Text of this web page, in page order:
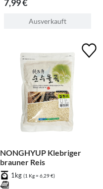
7,99 €
Ausverkauft
NONGHYUP Klebriger
brauner Reis
1kg (1 Kg = 6,29 €)